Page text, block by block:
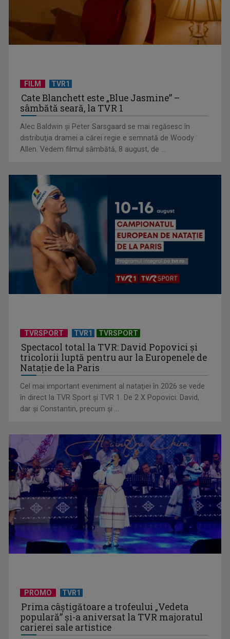
(P) Finanțarea în rate pentru panouri fotovoltaice: cum
funcționează și ce ...
(P) Detoxifierea digitală la copii: Cum reconstruim atenția
prin jocul liber?
(P) Ce poate însemna faptul că un copil evită conversațiile,
deși aude și ...
(P) Eficiența Costurilor în Ortodonție: De ce Aparatul Dentar
Metalic Rămâne ...
FILM TVR1
Cate Blanchett este „Blue Jasmine” –
sâmbătă seară, la TVR 1
Alec Baldwin şi Peter Sarsgaard se mai regăsesc în
distribuţia dramei a cărei regie e semnată de Woody
Allen. Vedem filmul sâmbătă, 8 august, de ...
TVRSPORT TVR1 TVRSPORT
Spectacol total la TVR: David Popovici și
tricolorii luptă pentru aur la Europenele de
Natație de la Paris
Cel mai important eveniment al nataţiei în 2026 se vede
în direct la TVR Sport şi TVR 1. De 2 X Popovici: David,
dar şi Constantin, precum şi ...
PROMO TVR1
Prima câştigătoare a trofeului „Vedeta
populară” şi-a aniversat la TVR majoratul
carierei sale artistice